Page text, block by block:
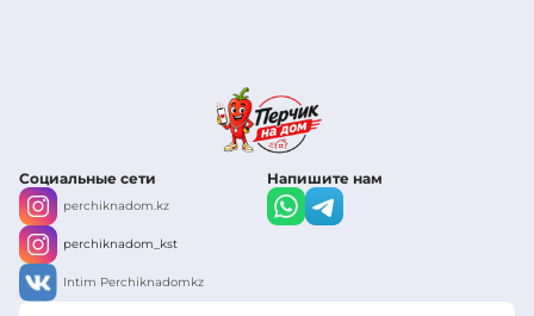
Социальные сети
perchiknadom.kz
perchiknadom_kst
Intim Perchiknadomkz
Напишите нам